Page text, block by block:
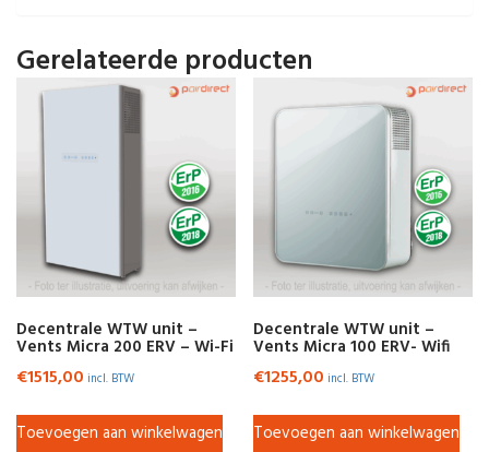
Gerelateerde producten
Decentrale WTW unit –
Vents Micra 200 ERV – Wi-Fi
€1515,00 incl. BTW
Toevoegen aan winkelwagen
Decentrale WTW unit –
Vents Micra 100 ERV- Wifi
€1255,00 incl. BTW
Toevoegen aan winkelwagen